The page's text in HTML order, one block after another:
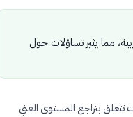
مما يثير تساؤلات حول
يونيو 2026، بناءً على ملاحظات تتعلق بتراجع المستوى الفني